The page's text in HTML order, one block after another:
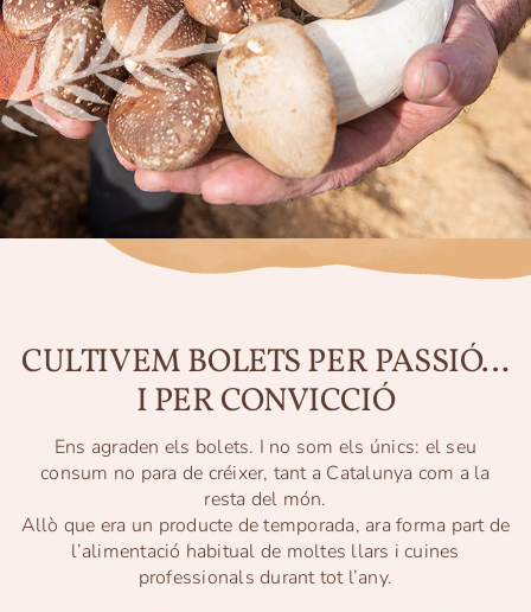
CULTIVEM BOLETS PER PASSIÓ…
I PER CONVICCIÓ
Ens agraden els bolets. I no som els únics: el seu
consum no para de créixer, tant a Catalunya com a la
resta del món.
Allò que era un producte de temporada, ara forma part de
l’alimentació habitual de moltes llars i cuines
professionals durant tot l’any.